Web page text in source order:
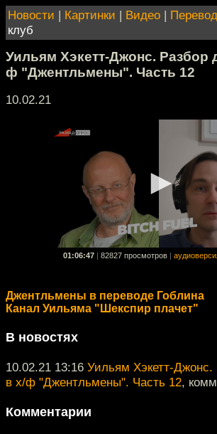
Новости | Картинки | Видео |
клуб
Уильям Хэкетт-Джонс. Разбор
ф "Джентльмены". Часть 12
10.02.21
01:06:47 82827 просмотров
Джентльмены в переводе Гоблина
Канал Уильяма "Шекспир плачет"
В новостях
10.02.21 13:16 Уильям Хэкетт-Джонс.
в х/ф "Джентльмены". Часть 12,
Комментарии